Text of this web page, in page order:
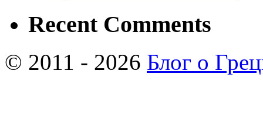
Recent Comments
© 2011 - 2026 Блог о